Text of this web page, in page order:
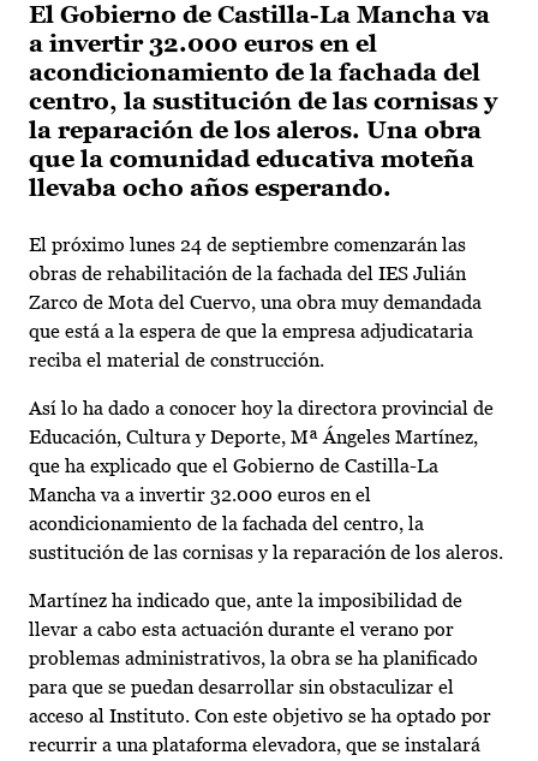
El Gobierno de Castilla-La Mancha va
a invertir 32.000 euros en el
acondicionamiento de la fachada del
centro, la sustitución de las cornisas y
la reparación de los aleros. Una obra
que la comunidad educativa moteña
llevaba ocho años esperando.
El próximo lunes 24 de septiembre comenzarán las
obras de rehabilitación de la fachada del IES Julián
Zarco de Mota del Cuervo, una obra muy demandada
que está a la espera de que la empresa adjudicataria
reciba el material de construcción.
Así lo ha dado a conocer hoy la directora provincial de
Educación, Cultura y Deporte, Mª Ángeles Martínez,
que ha explicado que el Gobierno de Castilla-La
Mancha va a invertir 32.000 euros en el
acondicionamiento de la fachada del centro, la
sustitución de las cornisas y la reparación de los aleros.
Martínez ha indicado que, ante la imposibilidad de
llevar a cabo esta actuación durante el verano por
problemas administrativos, la obra se ha planificado
para que se puedan desarrollar sin obstaculizar el
acceso al Instituto. Con este objetivo se ha optado por
recurrir a una plataforma elevadora, que se instalará